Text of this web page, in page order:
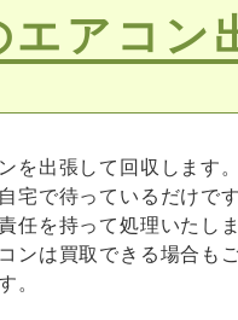
エアコン
を出張して回収します
宅で待っているだけで
任を持って処理いたしま
ンは買取できる場合も
。